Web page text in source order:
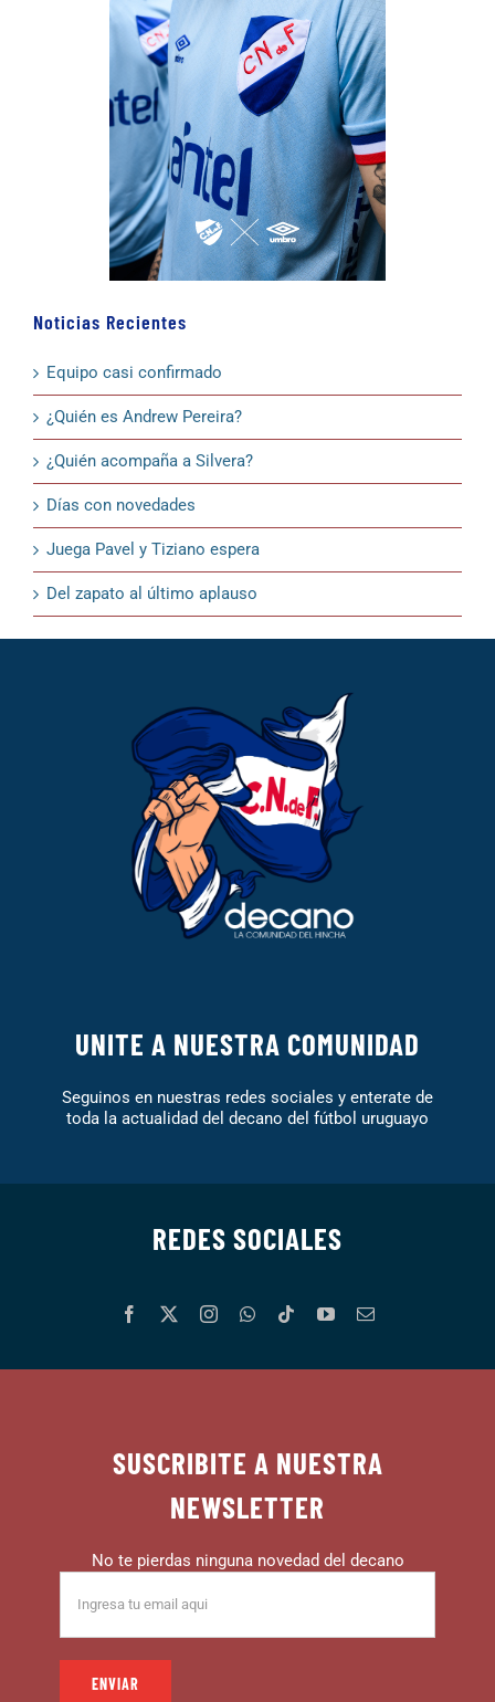
Noticias Recientes
Equipo casi confirmado
¿Quién es Andrew Pereira?
¿Quién acompaña a Silvera?
Días con novedades
Juega Pavel y Tiziano espera
Del zapato al último aplauso
UNITE A NUESTRA COMUNIDAD
Seguinos en nuestras redes sociales y enterate de
toda la actualidad del decano del fútbol uruguayo
REDES SOCIALES
SUSCRIBITE A NUESTRA
NEWSLETTER
No te pierdas ninguna novedad del decano